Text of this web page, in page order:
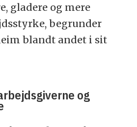
gladere og mere
begrunder
blandt andet i sit
og